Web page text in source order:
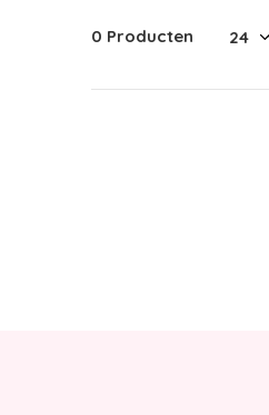
0 Producten